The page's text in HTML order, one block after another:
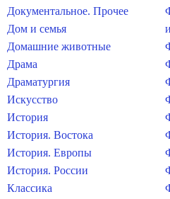
Документальное. Прочее
Дом и семья
Домашние животные
Драма
Драматургия
Искусство
История
История. Востока
История. Европы
История. России
Классика